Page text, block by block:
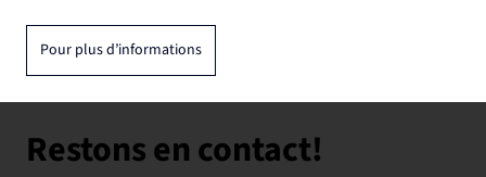
Pour plus d’informations
Restons en contact!